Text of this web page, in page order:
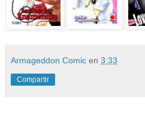
Armageddon Comic en 3:33
Compartir